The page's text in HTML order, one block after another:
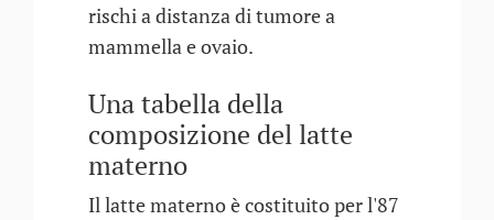
rischi a distanza di tumore a
mammella e ovaio.
Una tabella della
composizione del latte
materno
Il latte materno è costituito per l'87